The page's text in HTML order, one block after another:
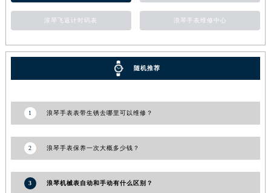
浪琴飞返计时码表 浪琴手表维修中心
随机推荐
1 浪琴手表表带生锈去哪里可以维修？
2 浪琴手表保养一次大概多少钱？
3 浪琴机械表自动和手动有什么区别？